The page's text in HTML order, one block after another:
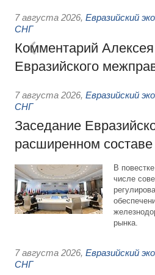
7 августа 2026, Евразийский
СНГ
Комментарий
Евразийского
7 августа 2026, Евразийский
СНГ
Заседание
расширенном составе
В
числе
рынка.
7 августа 2026, Евразийский
СНГ